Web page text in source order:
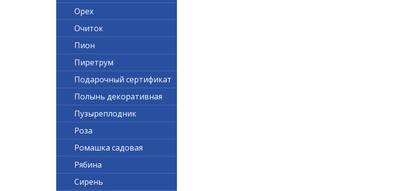
Орех
Очиток
Пион
Пиретрум
Подарочный сертификат
Полынь декоративная
Пузыреплодник
Роза
Ромашка садовая
Рябина
Сирень